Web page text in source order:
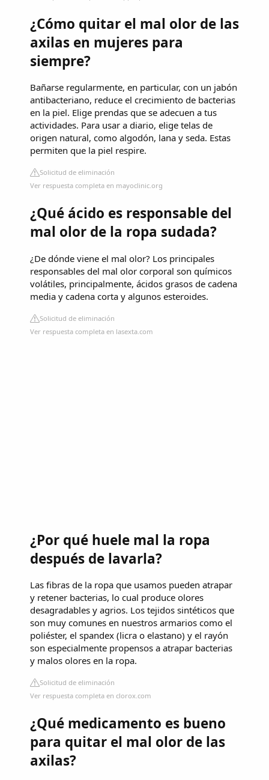
¿Cómo quitar el mal olor de las
axilas en mujeres para
siempre?
Bañarse regularmente, en particular, con un jabón
antibacteriano, reduce el crecimiento de bacterias
en la piel. Elige prendas que se adecuen a tus
actividades. Para usar a diario, elige telas de
origen natural, como algodón, lana y seda. Estas
permiten que la piel respire.
Solicitud de eliminación
Ver respuesta completa en mayoclinic.org
¿Qué ácido es responsable del
mal olor de la ropa sudada?
¿De dónde viene el mal olor? Los principales
responsables del mal olor corporal son químicos
volátiles, principalmente, ácidos grasos de cadena
media y cadena corta y algunos esteroides.
Solicitud de eliminación
Ver respuesta completa en lasexta.com
¿Por qué huele mal la ropa
después de lavarla?
Las fibras de la ropa que usamos pueden atrapar
y retener bacterias, lo cual produce olores
desagradables y agrios. Los tejidos sintéticos que
son muy comunes en nuestros armarios como el
poliéster, el spandex (licra o elastano) y el rayón
son especialmente propensos a atrapar bacterias
y malos olores en la ropa.
Solicitud de eliminación
Ver respuesta completa en clorox.com
¿Qué medicamento es bueno
para quitar el mal olor de las
axilas?